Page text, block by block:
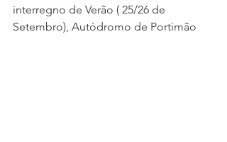
interregno de Verão ( 25/26 de
Setembro), Autódromo de Portimão